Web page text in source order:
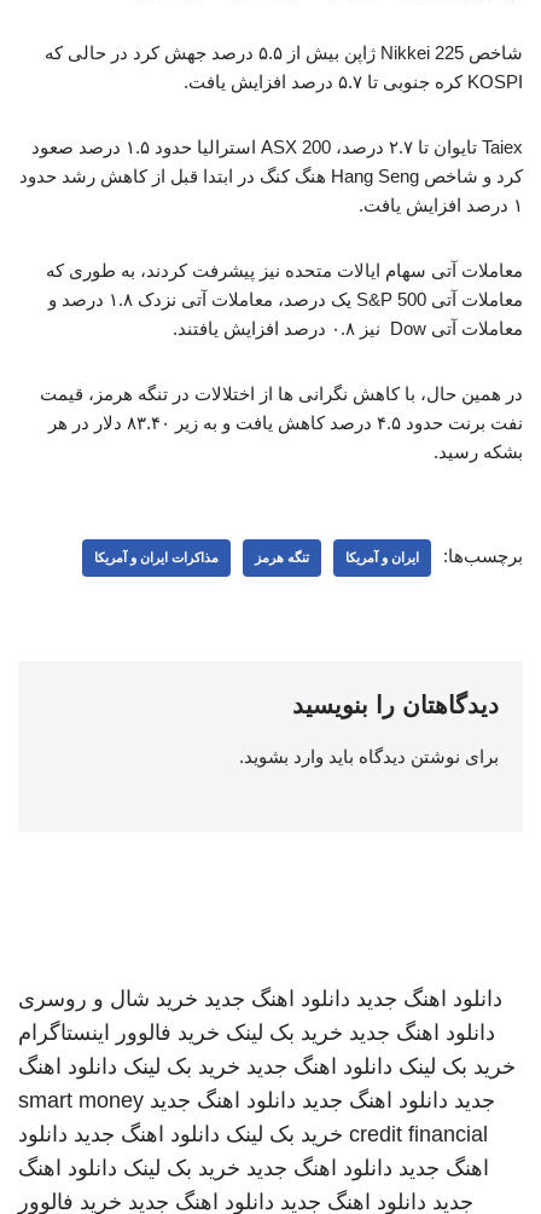
شاخص Nikkei 225 ژاپن بیش از ۵.۵ درصد جهش کرد در حالی که
KOSPI کره جنوبی تا ۵.۷ درصد افزایش یافت.
Taiex تایوان تا ۲.۷ درصد، ASX 200 استرالیا حدود ۱.۵ درصد صعود
کرد و شاخص Hang Seng هنگ کنگ در ابتدا قبل از کاهش رشد حدود
۱ درصد افزایش یافت.
معاملات آتی سهام ایالات متحده نیز پیشرفت کردند، به طوری که
معاملات آتی S&P 500 یک درصد، معاملات آتی نزدک ۱.۸ درصد و
معاملات آتی Dow نیز ۰.۸ درصد افزایش یافتند.
در همین حال، با کاهش نگرانی ها از اختلالات در تنگه هرمز، قیمت
نفت برنت حدود ۴.۵ درصد کاهش یافت و به زیر ۸۳.۴۰ دلار در هر
بشکه رسید.
برچسب‌ها: ایران و آمریکا تنگه هرمز مذاکرات ایران و آمریکا
دیدگاهتان را بنویسید
برای نوشتن دیدگاه باید وارد بشوید.
دانلود اهنگ جدید دانلود اهنگ جدید خرید شال و روسری
دانلود اهنگ جدید خرید بک لینک خرید فالوور اینستاگرام
خرید بک لینک دانلود اهنگ جدید خرید بک لینک دانلود اهنگ
جدید دانلود اهنگ جدید دانلود اهنگ جدید smart money
credit financial خرید بک لینک دانلود اهنگ جدید دانلود
اهنگ جدید دانلود اهنگ جدید خرید بک لینک دانلود اهنگ
جدید دانلود اهنگ جدید دانلود اهنگ جدید خرید فالوور